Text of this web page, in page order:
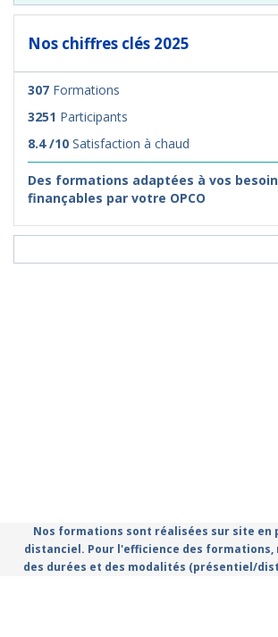
Nos chiffres clés 2025
307 Formations
3251 Participants
8.4 /10 Satisfaction à chaud
Des formations adaptées à vos
finançables par votre OPCO
Nos formations sont réalisées sur site en
distanciel. Pour l'efficience des formations,
des durées et des modalités (présentiel/